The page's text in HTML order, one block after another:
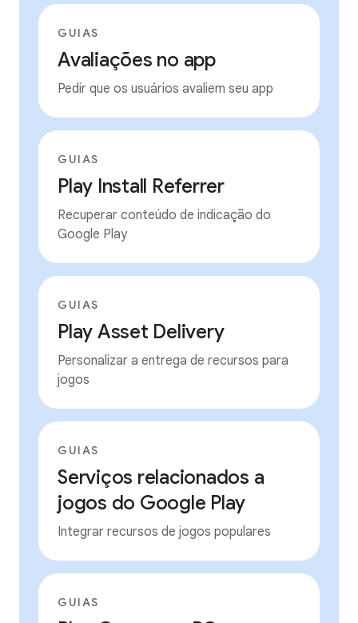
GUIAS
Avaliações no app
Pedir que os usuários avaliem seu app
GUIAS
Play Install Referrer
Recuperar conteúdo de indicação do
Google Play
GUIAS
Play Asset Delivery
Personalizar a entrega de recursos para
jogos
GUIAS
Serviços relacionados a
jogos do Google Play
Integrar recursos de jogos populares
GUIAS